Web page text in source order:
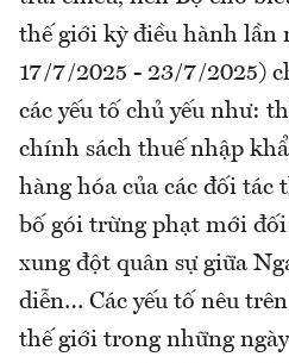
thế giới kỳ điều hành lần
17/7/2025 - 23/7/2025)
các yếu tố chủ yếu như:
chính sách thuế nhập
hàng hóa của các đối
bố gói trừng phạt mới
xung đột quân sự giữa
diễn… Các yếu tố nêu
thế giới trong những